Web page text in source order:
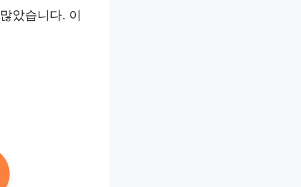
았습니다. 이